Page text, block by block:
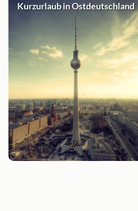
Kurzurlaub in Ostdeutschland